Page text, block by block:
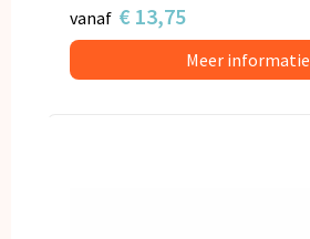
vanaf € 13,75
Meer informatie